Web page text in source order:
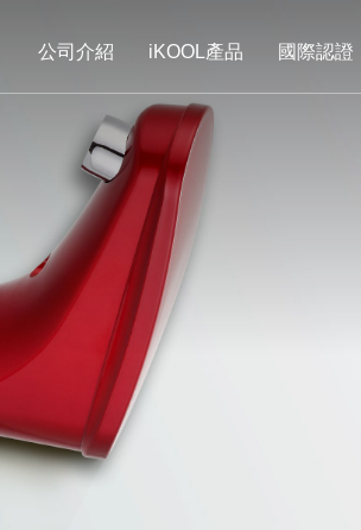
公司介紹 iKOOL產品 國際認證
公司介紹 iKOOL產品